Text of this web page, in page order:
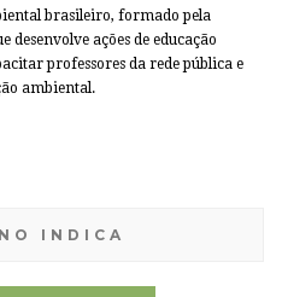
brasileiro, formado pela
desenvolve ações de educação
professores da rede pública e
ambiental.
INDICA